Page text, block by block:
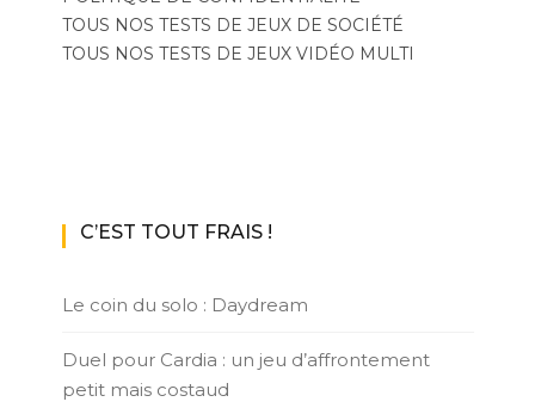
TOUS NOS TESTS DE JEUX DE SOCIÉTÉ
TOUS NOS TESTS DE JEUX VIDÉO MULTI
C’EST TOUT FRAIS !
Le coin du solo : Daydream
Duel pour Cardia : un jeu d’affrontement
petit mais costaud